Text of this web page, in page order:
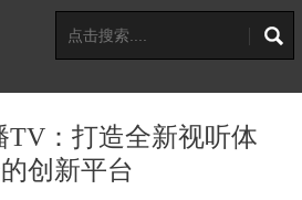
TV：打造全新视听体
创新平台